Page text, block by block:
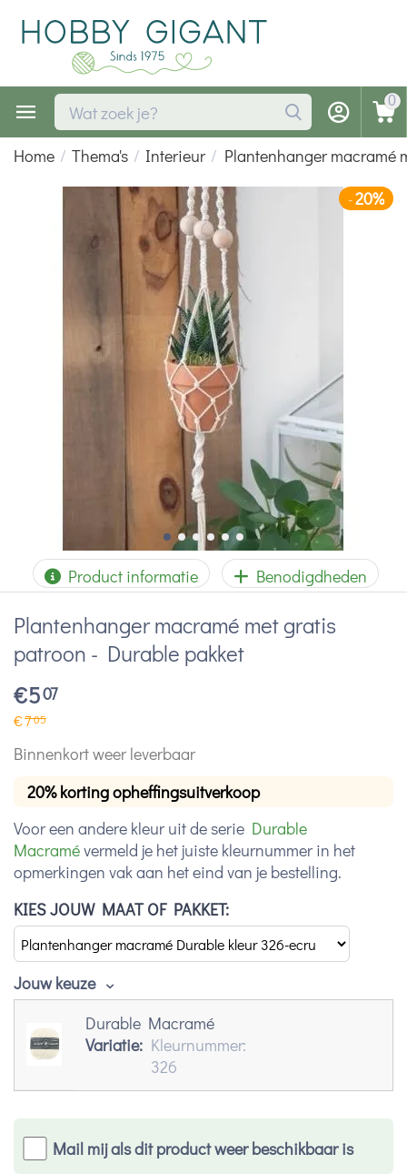
0
Home / Thema's / Interieur / Plantenhanger macramé
-20%
Product informatie Benodigdheden
Plantenhanger macramé met gratis
patroon - Durable pakket
€507
€705
Binnenkort weer leverbaar
20% korting opheffingsuitverkoop
Voor een andere kleur uit de serie Durable
Macramévermeld je het juiste kleurnummer in het
opmerkingen vak aan het eind van je bestelling.
KIES JOUW MAAT OF PAKKET:
Jouw keuze
Durable Macramé
Variatie: Kleurnummer:
326
Mail mij als dit product weer beschikbaar is